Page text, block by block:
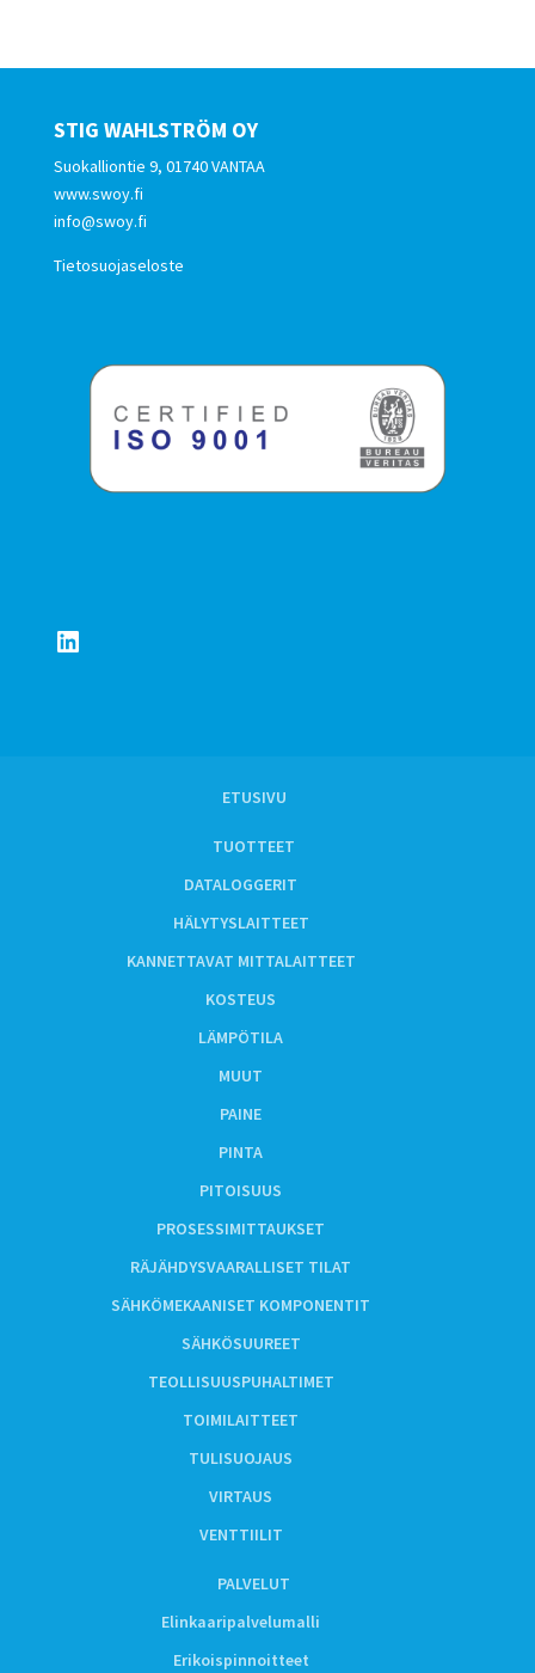
STIG WAHLSTRÖM OY
Suokalliontie 9, 01740 VANTAA
www.swoy.fi
info@swoy.fi
Tietosuojaseloste
LinkedIn
ETUSIVU
TUOTTEET
DATALOGGERIT
HÄLYTYSLAITTEET
KANNETTAVAT MITTALAITTEET
KOSTEUS
LÄMPÖTILA
MUUT
PAINE
PINTA
PITOISUUS
PROSESSIMITTAUKSET
RÄJÄHDYSVAARALLISET TILAT
SÄHKÖMEKAANISET KOMPONENTIT
SÄHKÖSUUREET
TEOLLISUUSPUHALTIMET
TOIMILAITTEET
TULISUOJAUS
VIRTAUS
VENTTIILIT
PALVELUT
Elinkaaripalvelumalli
Erikoispinnoitteet